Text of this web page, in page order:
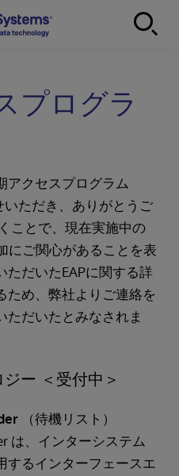
プログラ
アクセスプログラム
いただき、ありがとうご
ことで、現在実施中の
にご関心があることを表
ただいたEAPに関する詳
ため、弊社よりご連絡を
ただいたとみなされま
ー ＜受付中＞
（待機リスト）
は、インターシステム
するインターフェースエ